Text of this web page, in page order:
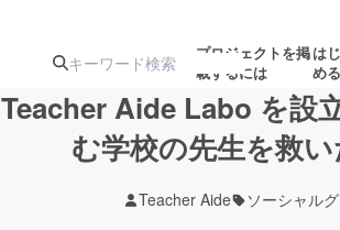
プロジェクトを掲
載するには
はじ
める
ターン
ジェクト
ロジェクト
Teacher Aide Labo を設
む学校の先生を救い
Teacher Aide ソーシャル